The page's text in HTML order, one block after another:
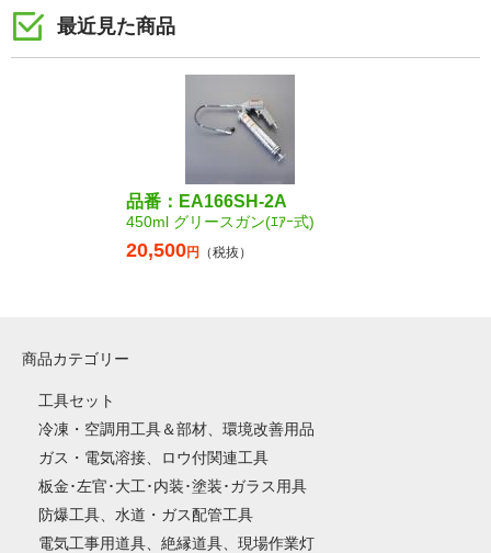
最近見た商品
品番：EA166SH-2A
450ml グリースガン(ｴｱｰ式)
20,500円 （税抜）
商品カテゴリー
工具セット
冷凍・空調用工具＆部材、環境改善用品
ガス・電気溶接、ロウ付関連工具
板金･左官･大工･内装･塗装･ガラス用具
防爆工具、水道・ガス配管工具
電気工事用道具、絶縁道具、現場作業灯